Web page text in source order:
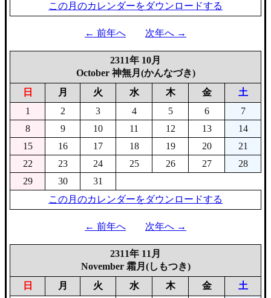
この月のカレンダーをダウンロードする
← 前年へ 次年へ →
2311年 10月
October 神無月(かんなづき)
日
月 火 水 木 金
土
1
2 3 4 5 6
7
8
9 10 11 12 13
14
15
16 17 18 19 20
21
22
23 24 25 26 27
28
29
30
31
この月のカレンダーをダウンロードする
← 前年へ 次年へ →
2311年 11月
November 霜月(しもつき)
日
月 火 水 木 金
土